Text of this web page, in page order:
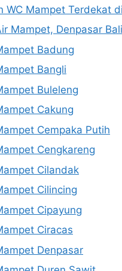
WC Mampet Terdekat
Mampet, Denpasar Bali
Badung
Bangli
Buleleng
Cakung
Cempaka Putih
Cengkareng
Cilandak
Cilincing
Cipayung
Ciracas
Denpasar